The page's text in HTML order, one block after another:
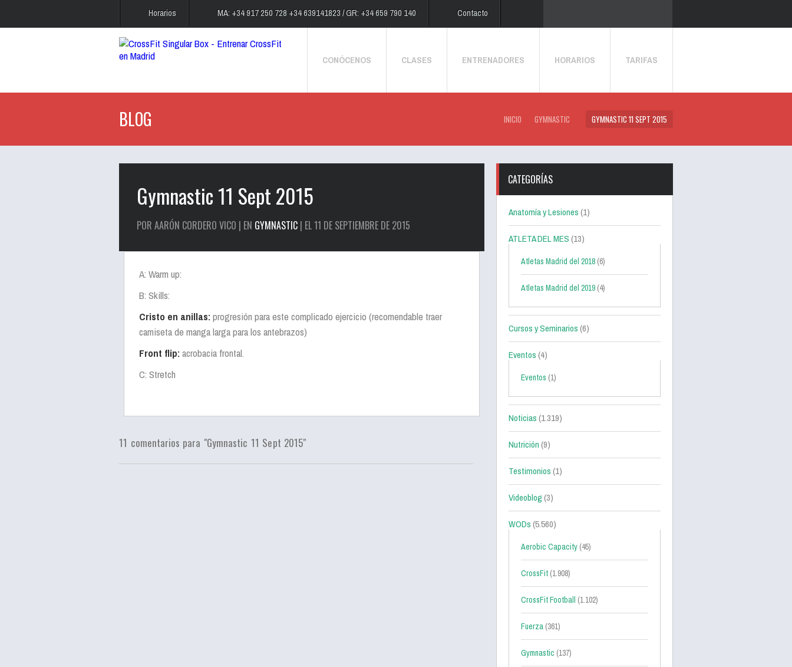
Horarios MA: +34 917 250 728 +34 639141823 / GR: +34 659 790 140 Contacto
CONÓCENOS CLASES ENTRENADORES HORARIOS TARIFAS
BLOG INICIO GYMNASTIC GYMNASTIC 11 SEPT 2015
Gymnastic 11 Sept 2015
POR AARÓN CORDERO VICO | EN GYMNASTIC | EL 11 DE SEPTIEMBRE DE 2015
A: Warm up:
B: Skills:
Cristo en anillas:progresión para este complicado ejercicio (recomendable traer
camiseta de manga larga para los antebrazos)
Front flip:acrobacia frontal.
C: Stretch
11 comentarios para "Gymnastic 11 Sept 2015"
CATEGORÍAS
Anatomía y Lesiones(1)
ATLETA DEL MES(13)
Atletas Madrid del 2018 (6)
Atletas Madrid del 2019 (4)
Cursos y Seminarios(6)
Eventos(4)
Eventos (1)
Noticias(1.319)
Nutrición(9)
Testimonios(1)
Videoblog(3)
WODs(5.560)
Aerobic Capacity (45)
CrossFit (1.908)
CrossFit Football (1.102)
Fuerza (361)
Gymnastic (137)